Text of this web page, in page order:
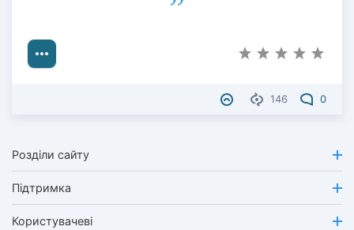
146 0
Розділи сайту
Підтримка
Користувачеві